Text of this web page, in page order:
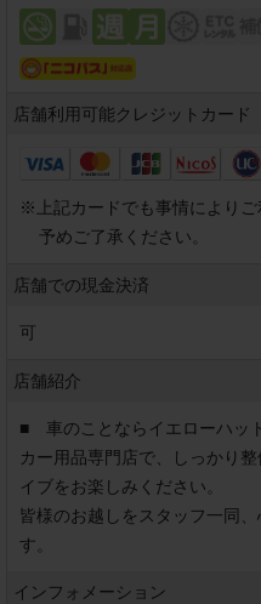
店舗利用可能クレジットカード
※
上記カードでも事情により
予めご了承ください。
店舗での現金決済
可
店舗紹介
■　車のことならイエローハッ
カー用品専門店で、しっかり
イブをお楽しみください。
皆様のお越しをスタッフ一同
す。
インフォメーション